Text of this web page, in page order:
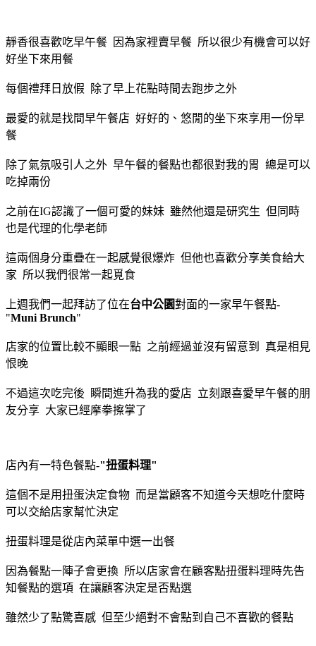
靜香很喜歡吃早午餐 因為家裡賣早餐 所以很少有機會可以好
好坐下來用餐
每個禮拜日放假 除了早上花點時間去跑步之外
最愛的就是找間早午餐店 好好的、悠閒的坐下來享用一份早
餐
除了氣氛吸引人之外 早午餐的餐點也都很對我的胃 總是可以
吃掉兩份
之前在IG認識了一個可愛的妹妹 雖然他還是研究生 但同時
也是代理的化學老師
這兩個身分重疊在一起感覺很爆炸 但他也喜歡分享美食給大
家 所以我們很常一起覓食
上週我們一起拜訪了位在台中公園對面的一家早午餐點-
"Muni Brunch"
店家的位置比較不顯眼一點 之前經過並沒有留意到 真是相見
恨晚
不過這次吃完後 瞬間進升為我的愛店 立刻跟喜愛早午餐的朋
友分享 大家已經摩拳擦掌了
店內有一特色餐點-"扭蛋料理"
這個不是用扭蛋決定食物 而是當顧客不知道今天想吃什麼時
可以交給店家幫忙決定
扭蛋料理是從店內菜單中選一出餐
因為餐點一陣子會更換 所以店家會在顧客點扭蛋料理時先告
知餐點的選項 在讓顧客決定是否點選
雖然少了點驚喜感 但至少絕對不會點到自己不喜歡的餐點